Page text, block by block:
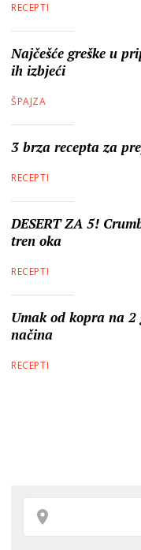
RECEPTI
Najčešće greške u
ih izbjeći
ŠPAJZA
3 brza recepta za
RECEPTI
DESERT ZA 5!
tren oka
RECEPTI
Umak od kopra na
načina
RECEPTI